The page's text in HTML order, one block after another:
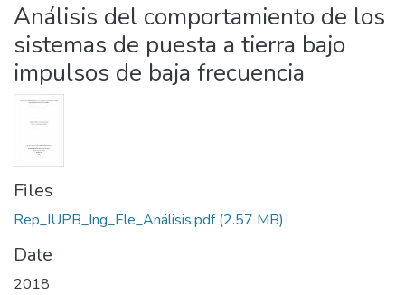
Análisis del comportamiento de los
sistemas de puesta a tierra bajo
impulsos de baja frecuencia
Files
Rep_IUPB_Ing_Ele_Análisis.pdf(2.57 MB)
Date
2018